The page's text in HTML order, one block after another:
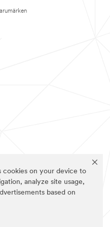
cookies on your device to
analyze site usage,
based on